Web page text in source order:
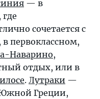
— в
где
сочетается с
первоклассном,
Наварино,
отдых, или в
. Лутраки —
Греции,